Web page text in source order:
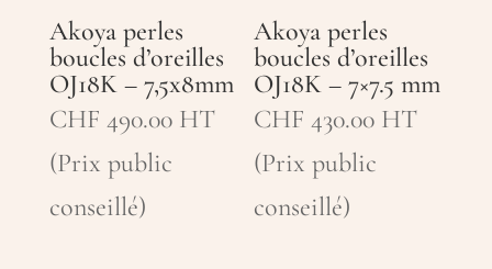
Akoya perles
boucles d’oreilles
OJ18K – 7,5x8mm
CHF 490.00 HT
(Prix public
conseillé)
Akoya perles
boucles d’oreilles
OJ18K – 7×7.5 mm
CHF 430.00 HT
(Prix public
conseillé)